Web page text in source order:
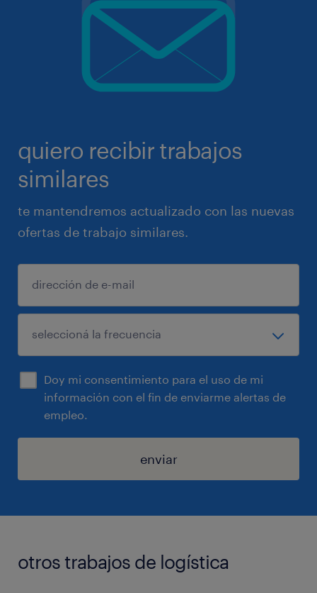
quiero recibir trabajos
similares
te mantendremos actualizado con las nuevas
ofertas de trabajo similares.
Doy mi consentimiento para el uso de mi
información con el fin de enviarme alertas de
empleo.
enviar
otros trabajos de logística